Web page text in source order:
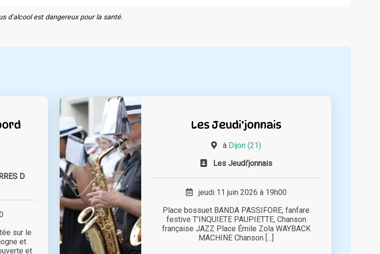
d'alcool est dangereux pour la santé.
D
sur le
et
et
Les Jeudi’jonnais
à Dijon (21)
Les Jeudi’jonnais
jeudi 11 juin 2026 à 19h00
Place bossuet BANDA PASSIFORE, fanfare
festive T’INQUIETE PAUPIETTE, Chanson
française JAZZ Place Émile Zola WAYBACK
MACHINE Chanson [...]